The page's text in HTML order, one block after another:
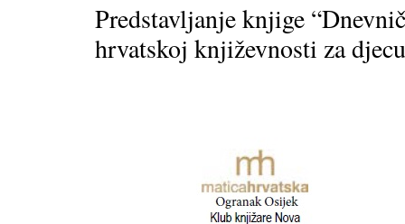
Predstavljanje knjige
hrvatskoj književnosti za